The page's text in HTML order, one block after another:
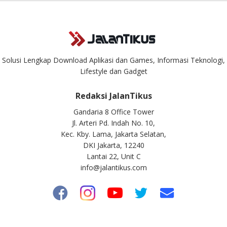
Solusi Lengkap Download Aplikasi dan Games, Informasi Teknologi,
Lifestyle dan Gadget
Redaksi JalanTikus
Gandaria 8 Office Tower
Jl. Arteri Pd. Indah No. 10,
Kec. Kby. Lama, Jakarta Selatan,
DKI Jakarta, 12240
Lantai 22, Unit C
info@jalantikus.com